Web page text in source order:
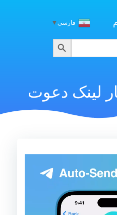
content
فارسی▼
لینک دعوت